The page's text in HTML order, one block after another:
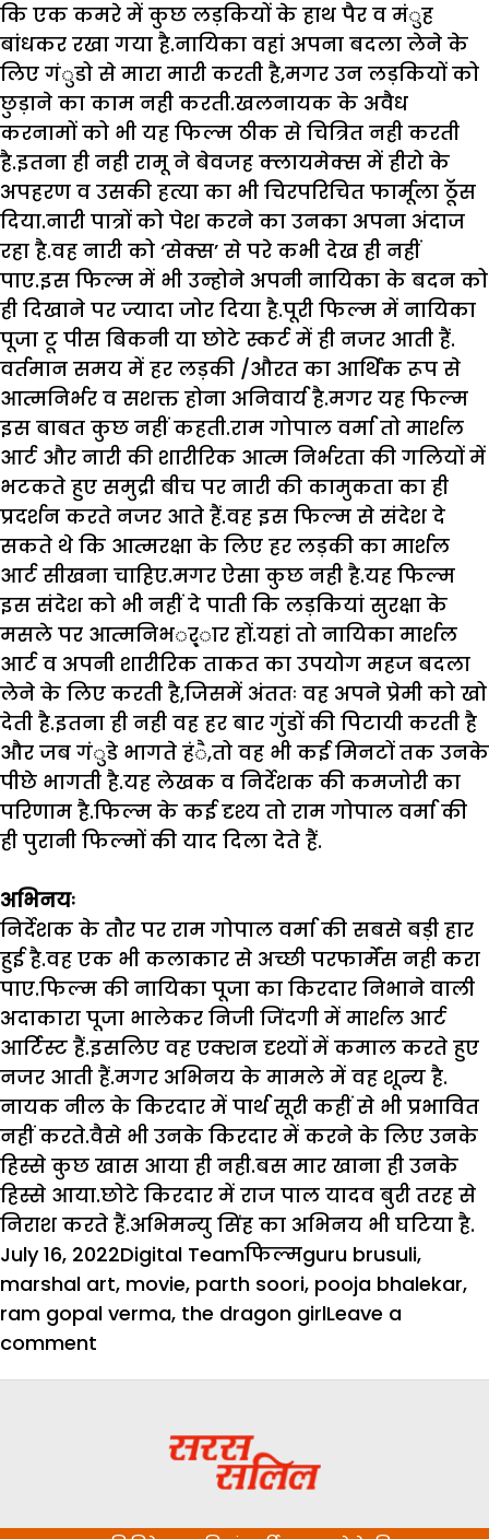
कि एक कमरे में कुछ लड़कियों के हाथ पैर व मंुह
बांधकर रखा गया है.नायिका वहां अपना बदला लेने के
लिए गंुडो से मारा मारी करती है,मगर उन लड़कियों को
छुड़ाने का काम नही करती.खलनायक के अवैध
करनामों को भी यह फिल्म ठीक से चित्रित नही करती
है.इतना ही नही रामू ने बेवजह क्लायमेक्स में हीरो के
अपहरण व उसकी हत्या का भी चिरपरिचित फार्मूला ठॅूंस
दिया.नारी पात्रों को पेश करने का उनका अपना अंदाज
रहा है.वह नारी को ‘सेक्स’ से परे कभी देख ही नहीं
पाए.इस फिल्म में भी उन्होने अपनी नायिका के बदन को
ही दिखाने पर ज्यादा जोर दिया है.पूरी फिल्म में नायिका
पूजा टू पीस बिकनी या छोटे स्कर्ट में ही नजर आती हैं.
वर्तमान समय में हर लड़की /औरत का आर्थिक रूप से
आत्मनिर्भर व सशक्त होना अनिवार्य है.मगर यह फिल्म
इस बाबत कुछ नहीं कहती.राम गोपाल वर्मा तो मार्शल
आर्ट और नारी की शारीरिक आत्म निर्भरता की गलियों में
भटकते हुए समुद्री बीच पर नारी की कामुकता का ही
प्रदर्शन करते नजर आते हैं.वह इस फिल्म से संदेश दे
सकते थे कि आत्मरक्षा के लिए हर लड़की का मार्शल
आर्ट सीखना चाहिए.मगर ऐसा कुछ नही है.यह फिल्म
इस संदेश को भी नहीं दे पाती कि लड़कियां सुरक्षा के
मसले पर आत्मनिभर््ार हों.यहां तो नायिका मार्शल
आर्ट व अपनी शारीरिक ताकत का उपयोग महज बदला
लेने के लिए करती है,जिसमें अंततः वह अपने प्रेमी को खो
देती है.इतना ही नही वह हर बार गुंडों की पिटायी करती है
और जब गंुडे भागते हंै,तो वह भी कई मिनटों तक उनके
पीछे भागती है.यह लेखक व निर्देशक की कमजोरी का
परिणाम है.फिल्म के कई दृश्य तो राम गोपाल वर्मा की
ही पुरानी फिल्मों की याद दिला देते हैं.
अभिनयः
निर्देशक के तौर पर राम गोपाल वर्मा की सबसे बड़ी हार
हुई है.वह एक भी कलाकार से अच्छी परफार्मेंस नही करा
पाए.फिल्म की नायिका पूजा का किरदार निभाने वाली
अदाकारा पूजा भालेकर निजी जिंदगी में मार्शल आर्ट
आर्टिस्ट हैं.इसलिए वह एक्शन दृश्यों में कमाल करते हुए
नजर आती हैं.मगर अभिनय के मामले में वह शून्य है.
नायक नील के किरदार में पार्थ सूरी कहीं से भी प्रभावित
नहीं करते.वैसे भी उनके किरदार में करने के लिए उनके
हिस्से कुछ खास आया ही नही.बस मार खाना ही उनके
हिस्से आया.छोटे किरदार में राज पाल यादव बुरी तरह से
निराश करते हैं.अभिमन्यु सिंह का अभिनय भी घटिया है.
Posted
on
July 16, 2022Author
Digital TeamCategories
फिल्मTags
guru brusuli,
marshal art, movie, parth soori, pooja bhalekar,
ram gopal verma, the dragon girlLeave a
comment